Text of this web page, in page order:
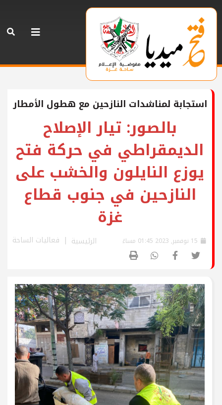
استجابة لمناشدات النازحين مع هطول الأمطار
بالصور: تيار الإصلاح
الديمقراطي في حركة فتح
يوزع النايلون والخشب على
النازحين في جنوب قطاع
غزة
الرئيسية فعاليات الساحة